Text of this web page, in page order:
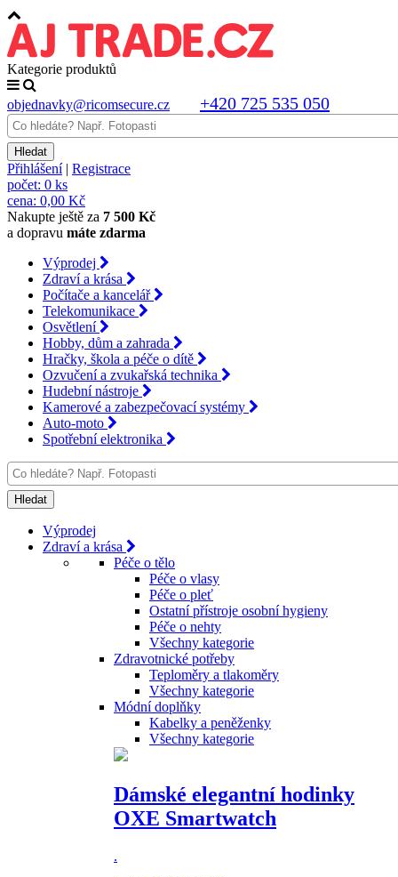
Kategorie produktů
objednavky@ricomsecure.cz +420 725 535 050
Přihlášení| Registrace
počet: 0 ks
cena: 0,00 Kč
Nakupte ještě za 7 500 Kč
a dopravu máte zdarma
Výprodej
Zdraví a krása
Počítače a kancelář
Telekomunikace
Osvětlení
Hobby, dům a zahrada
Hračky, škola a péče o dítě
Ozvučení a zvukařská technika
Hudební nástroje
Kamerové a zabezpečovací systémy
Auto-moto
Spotřební elektronika
Výprodej
Zdraví a krása
Péče o tělo
Péče o vlasy
Péče o pleť
Ostatní přístroje osobní hygieny
Péče o nehty
Všechny kategorie
Zdravotnické potřeby
Teploměry a tlakoměry
Všechny kategorie
Módní doplňky
Kabelky a peněženky
Všechny kategorie
Dámské elegantní hodinky
OXE Smartwatch
.